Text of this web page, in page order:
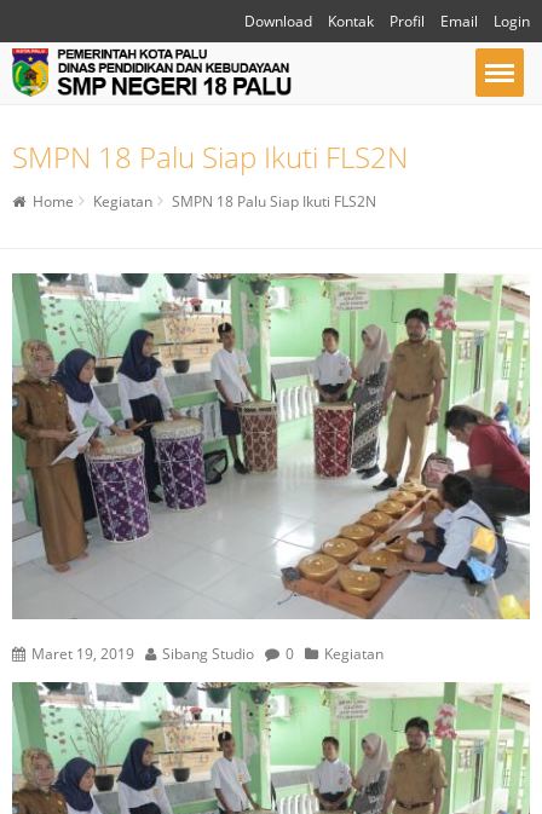
Download Kontak Profil Email Login
SMPN 18 Palu Siap Ikuti FLS2N
Home Kegiatan SMPN 18 Palu Siap Ikuti FLS2N
Maret 19, 2019 Sibang Studio 0 Kegiatan